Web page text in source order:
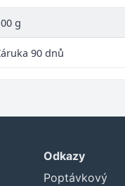
g
90 dnů
Odkazy
Poptávkový